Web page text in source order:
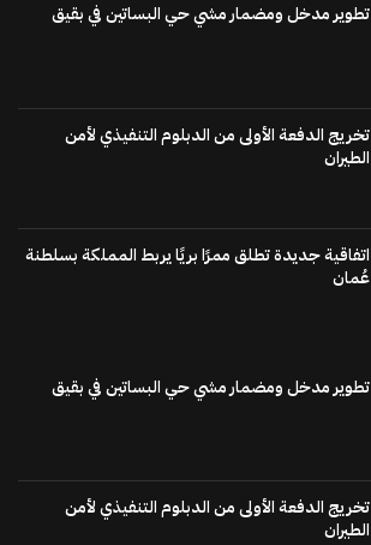
تطوير مدخل ومضمار مشي حي البساتين في بقيق
تخريج الدفعة الأولى من الدبلوم التنفيذي لأمن
الطيران
اتفاقية جديدة تطلق ممرًا بريًا يربط المملكة بسلطنة
عُمان
تطوير مدخل ومضمار مشي حي البساتين في بقيق
تخريج الدفعة الأولى من الدبلوم التنفيذي لأمن
الطيران